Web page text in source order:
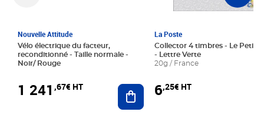
Nouvelle Attitude
Vélo électrique du facteur,
reconditionné - Taille normale -
Noir/ Rouge
1 241 ,67€ HT Ajouter au panier
La Poste
Collector 4 timbres - Le Petit
- Lettre Verte
20g / France
6,25€ HT